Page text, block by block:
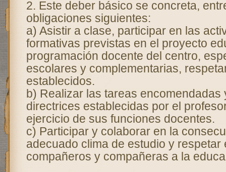
2. Este deber básico se concreta,
obligaciones siguientes:
a) Asistir a clase, participar en las
formativas previstas en el proyecto
programación docente del centro,
escolares y complementarias,
establecidos.
b) Realizar las tareas encomendadas
directrices establecidas por el
ejercicio de sus funciones docentes.
c) Participar y colaborar en la
adecuado clima de estudio y respetar
compañeros y compañeras a la